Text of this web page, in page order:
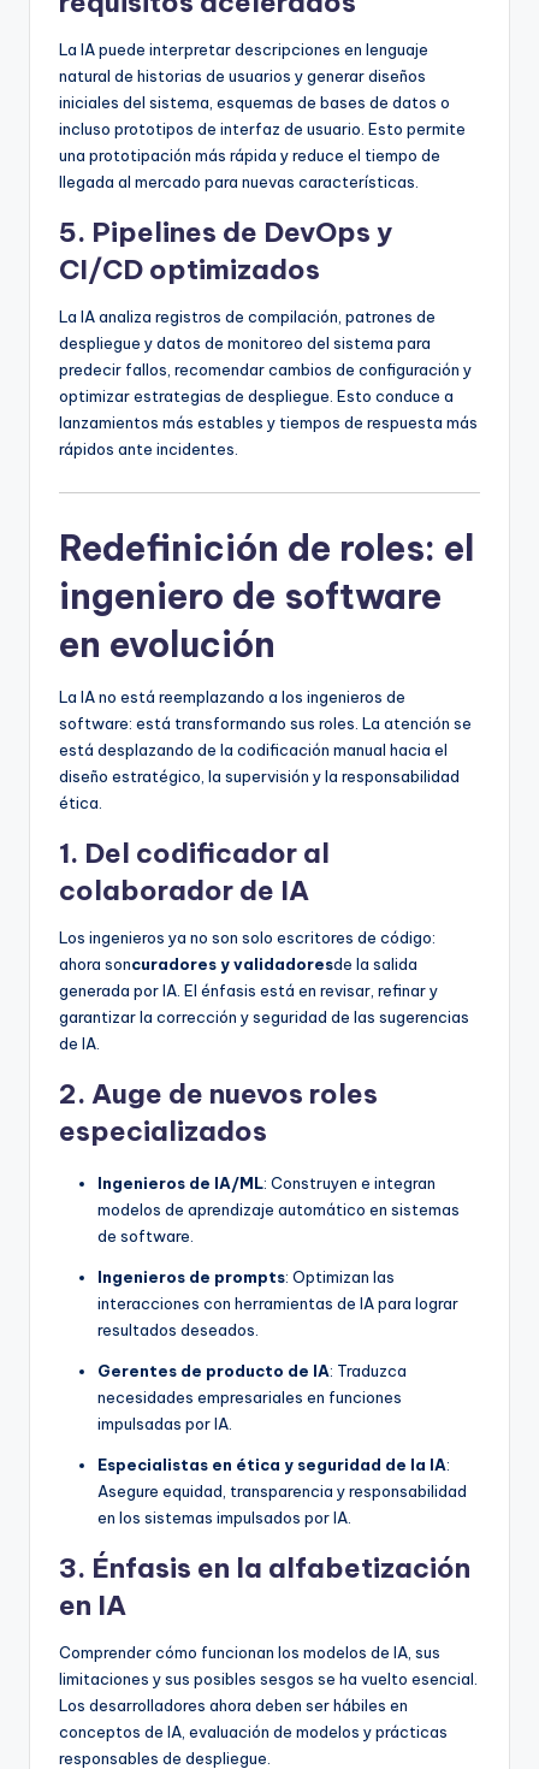
La IA puede interpretar descripciones en lenguaje
natural de historias de usuarios y generar diseños
iniciales del sistema, esquemas de bases de datos o
incluso prototipos de interfaz de usuario. Esto permite
una prototipación más rápida y reduce el tiempo de
llegada al mercado para nuevas características.
5. Pipelines de DevOps y
CI/CD optimizados
La IA analiza registros de compilación, patrones de
despliegue y datos de monitoreo del sistema para
predecir fallos, recomendar cambios de configuración y
optimizar estrategias de despliegue. Esto conduce a
lanzamientos más estables y tiempos de respuesta más
rápidos ante incidentes.
Redefinición de roles: el
ingeniero de software
en evolución
La IA no está reemplazando a los ingenieros de
software: está transformando sus roles. La atención se
está desplazando de la codificación manual hacia el
diseño estratégico, la supervisión y la responsabilidad
ética.
1. Del codificador al
colaborador de IA
Los ingenieros ya no son solo escritores de código:
ahora soncuradores y validadoresde la salida
generada por IA. El énfasis está en revisar, refinar y
garantizar la corrección y seguridad de las sugerencias
de IA.
2. Auge de nuevos roles
especializados
Ingenieros de IA/ML: Construyen e integran
modelos de aprendizaje automático en sistemas
de software.
Ingenieros de prompts: Optimizan las
interacciones con herramientas de IA para lograr
resultados deseados.
Gerentes de producto de IA: Traduzca
necesidades empresariales en funciones
impulsadas por IA.
Especialistas en ética y seguridad de la IA:
Asegure equidad, transparencia y responsabilidad
en los sistemas impulsados por IA.
3. Énfasis en la alfabetización
en IA
Comprender cómo funcionan los modelos de IA, sus
limitaciones y sus posibles sesgos se ha vuelto esencial.
Los desarrolladores ahora deben ser hábiles en
conceptos de IA, evaluación de modelos y prácticas
responsables de despliegue.